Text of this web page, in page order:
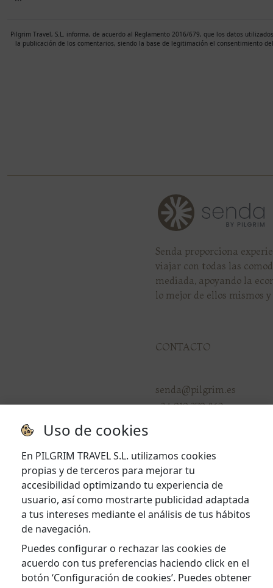
Pilgrim Travel, S.L. informa, de acuerdo al Reglamento 2016/679, que los datos
la publicación de los comentarios, siendo la base de legitimación el consentimiento
Senda proporciona
viajar con todas las
mediada, apoyando la
lo mejor de ellos mismos
CONTACTO
senda@pilgrim.es
+34 919 379 860
LEGAL
Aviso Legal
Política de privacidad
SERVICIOS
Uso de cookies
En PILGRIM TRAVEL S.L. utilizamos cookies
propias y de terceros para mejorar tu
accesibilidad optimizando tu experiencia de
usuario, así como mostrarte publicidad adaptada
a tus intereses mediante el análisis de tus hábitos
de navegación.
Puedes configurar o rechazar las cookies de
acuerdo con tus preferencias haciendo click en el
botón ‘Configuración de cookies’. Puedes obtener